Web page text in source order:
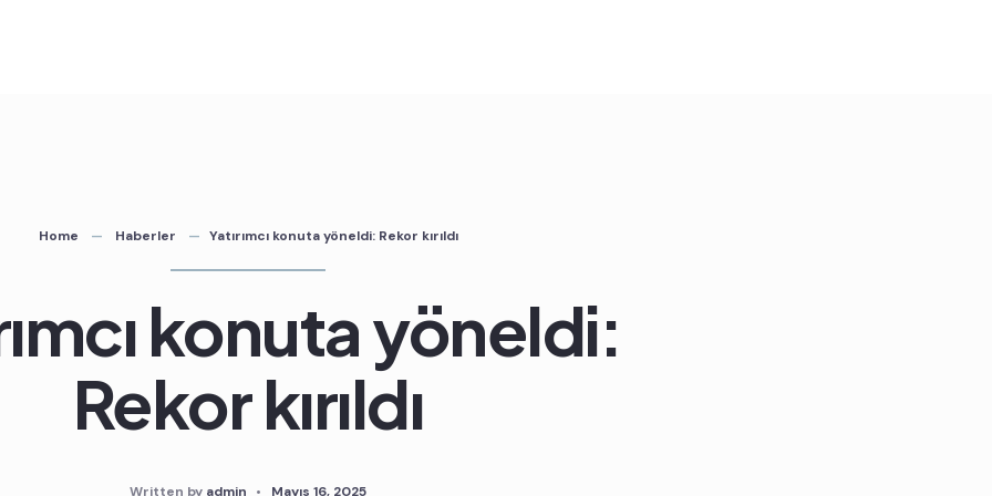
Home Haberler Yatırımcı konuta yöneldi: Rekor kırıldı
konuta yöneldi:
Rekor kırıldı
Written by admin • Mayıs 16, 2025